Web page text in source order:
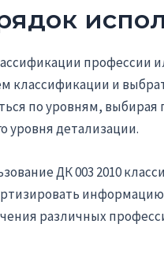
профессии
классификации и
по уровням,
уровня детализации.
ДК 003 2010
различных